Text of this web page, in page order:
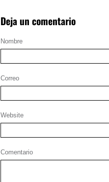
Deja un comentario
Nombre
Correo
Website
Comentario